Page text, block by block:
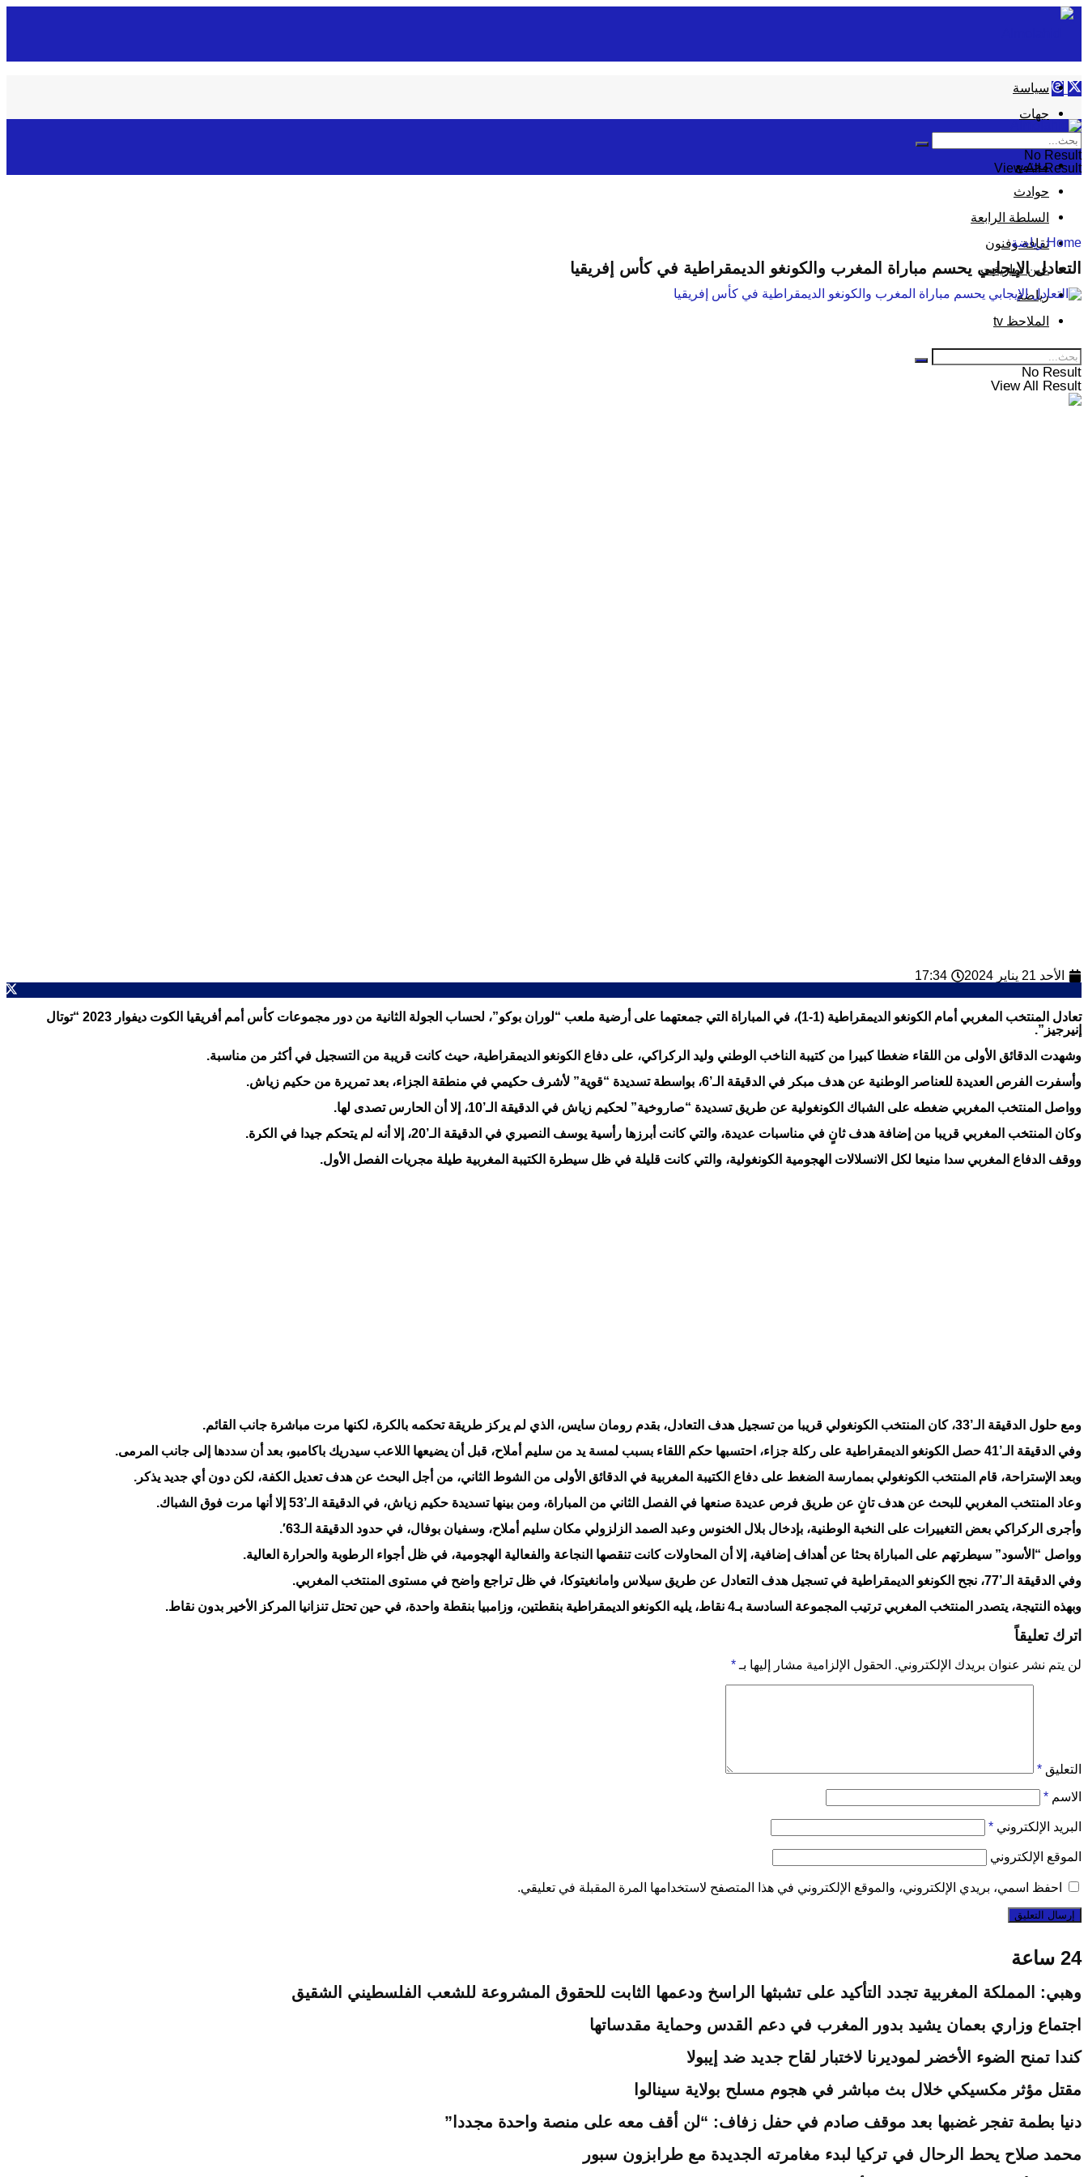
سياسة
جهات
مجتمع
حوادث
السلطة الرابعة
ثقافة وفنون
عين تمازيغت
رياضة
الملاحظ tv
No Result
View All Result
No Result
View All Result
Home رياضة
التعادل الإيجابي يحسم مباراة المغرب والكونغو الديمقراطية في كأس إفريقيا
الأحد 21 يناير 2024 17:34
تعادل المنتخب المغربي أمام الكونغو الديمقراطية (1-1)، في المباراة التي جمعتهما على أرضية ملعب “لوران بوكو”، لحساب الجولة الثانية من دور مجموعات كأس أمم أفريقيا الكوت ديفوار 2023 “توتال
إنيرجيز”.
وشهدت الدقائق الأولى من اللقاء ضغطا كبيرا من كتيبة الناخب الوطني وليد الركراكي، على دفاع الكونغو الديمقراطية، حيث كانت قريبة من التسجيل في أكثر من مناسبة.
وأسفرت الفرص العديدة للعناصر الوطنية عن هدف مبكر في الدقيقة الـ’6، بواسطة تسديدة “قوية” لأشرف حكيمي في منطقة الجزاء، بعد تمريرة من حكيم زياش.
وواصل المنتخب المغربي ضغطه على الشباك الكونغولية عن طريق تسديدة “صاروخية” لحكيم زياش في الدقيقة الـ’10، إلا أن الحارس تصدى لها.
وكان المنتخب المغربي قريبا من إضافة هدف ثانٍ في مناسبات عديدة، والتي كانت أبرزها رأسية يوسف النصيري في الدقيقة الـ’20، إلا أنه لم يتحكم جيدا في الكرة.
ووقف الدفاع المغربي سدا منيعا لكل الانسلالات الهجومية الكونغولية، والتي كانت قليلة في ظل سيطرة الكتيبة المغربية طيلة مجريات الفصل الأول.
ومع حلول الدقيقة الـ’33، كان المنتخب الكونغولي قريبا من تسجيل هدف التعادل، بقدم رومان سايس، الذي لم يركز طريقة تحكمه بالكرة، لكنها مرت مباشرة جانب القائم.
وفي الدقيقة الـ’41 حصل الكونغو الديمقراطية على ركلة جزاء، احتسبها حكم اللقاء بسبب لمسة يد من سليم أملاح، قبل أن يضيعها اللاعب سيدريك باكامبو، بعد أن سددها إلى جانب المرمى.
وبعد الإستراحة، قام المنتخب الكونغولي بممارسة الضغط على دفاع الكتيبة المغربية في الدقائق الأولى من الشوط الثاني، من أجل البحث عن هدف تعديل الكفة، لكن دون أي جديد يذكر.
وعاد المنتخب المغربي للبحث عن هدف تانٍ عن طريق فرص عديدة صنعها في الفصل الثاني من المباراة، ومن بينها تسديدة حكيم زياش، في الدقيقة الـ’53 إلا أنها مرت فوق الشباك.
وأجرى الركراكي بعض التغييرات على النخبة الوطنية، بإدخال بلال الخنوس وعبد الصمد الزلزولي مكان سليم أملاح، وسفيان بوفال، في حدود الدقيقة الـ63′.
وواصل “الأسود” سيطرتهم على المباراة بحثا عن أهداف إضافية، إلا أن المحاولات كانت تنقصها النجاعة والفعالية الهجومية، في ظل أجواء الرطوبة والحرارة العالية.
وفي الدقيقة الـ’77، نجح الكونغو الديمقراطية في تسجيل هدف التعادل عن طريق سيلاس وامانغيتوكا، في ظل تراجع واضح في مستوى المنتخب المغربي.
وبهذه النتيجة، يتصدر المنتخب المغربي ترتيب المجموعة السادسة بـ4 نقاط، يليه الكونغو الديمقراطية بنقطتين، وزامبيا بنقطة واحدة، في حين تحتل تنزانيا المركز الأخير بدون نقاط.
اترك تعليقاً
لن يتم نشر عنوان بريدك الإلكتروني. الحقول الإلزامية مشار إليها بـ *
التعليق *
الاسم *
البريد الإلكتروني *
الموقع الإلكتروني
احفظ اسمي، بريدي الإلكتروني، والموقع الإلكتروني في هذا المتصفح لاستخدامها المرة المقبلة في تعليقي.
24 ساعة
وهبي: المملكة المغربية تجدد التأكيد على تشبثها الراسخ ودعمها الثابت للحقوق المشروعة للشعب الفلسطيني الشقيق
اجتماع وزاري بعمان يشيد بدور المغرب في دعم القدس وحماية مقدساتها
كندا تمنح الضوء الأخضر لموديرنا لاختبار لقاح جديد ضد إيبولا
مقتل مؤثر مكسيكي خلال بث مباشر في هجوم مسلح بولاية سينالوا
دنيا بطمة تفجر غضبها بعد موقف صادم في حفل زفاف: “لن أقف معه على منصة واحدة مجددا”
محمد صلاح يحط الرحال في تركيا لبدء مغامرته الجديدة مع طرابزون سبور